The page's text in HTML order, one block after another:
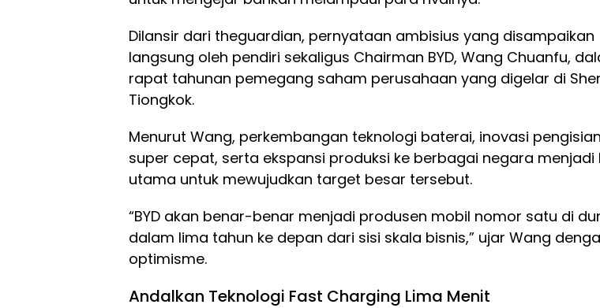
Dilansir dari theguardian, pernyataan ambisius yang disampaikan
langsung oleh pendiri sekaligus Chairman BYD, Wang Chuanfu,
rapat tahunan pemegang saham perusahaan yang digelar di
Tiongkok.
Menurut Wang, perkembangan teknologi baterai, inovasi
super cepat, serta ekspansi produksi ke berbagai negara menjadi
utama untuk mewujudkan target besar tersebut.
“BYD akan benar-benar menjadi produsen mobil nomor satu di
dalam lima tahun ke depan dari sisi skala bisnis,” ujar Wang
optimisme.
Andalkan Teknologi Fast Charging Lima Menit